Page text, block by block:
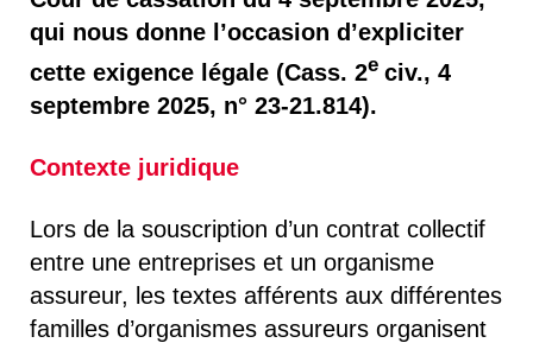
qui nous donne l’occasion d’expliciter
cette exigence légale (Cass. 2e civ., 4
septembre 2025, n° 23-21.814).
Contexte juridique
Lors de la souscription d’un contrat collectif
entre une entreprises et un organisme
assureur, les textes afférents aux différentes
familles d’organismes assureurs organisent